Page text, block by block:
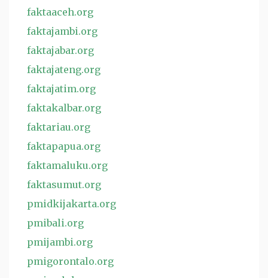
faktaaceh.org
faktajambi.org
faktajabar.org
faktajateng.org
faktajatim.org
faktakalbar.org
faktariau.org
faktapapua.org
faktamaluku.org
faktasumut.org
pmidkijakarta.org
pmibali.org
pmijambi.org
pmigorontalo.org